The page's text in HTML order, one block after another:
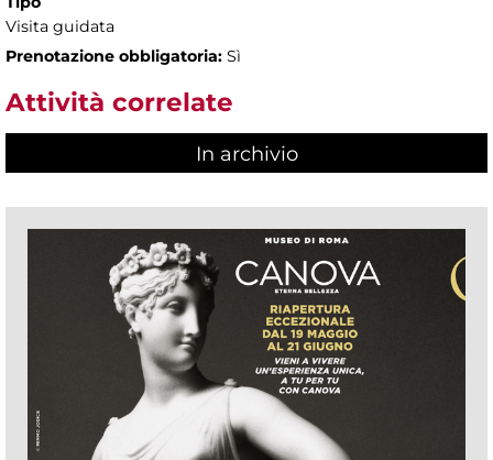
Visita guidata
Prenotazione obbligatoria: Sì
Attività correlate
In archivio